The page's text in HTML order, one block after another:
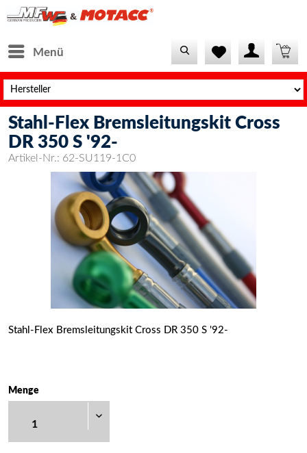
Menü
engine/Shopware/Components/Session/
engine/Shopware/Components/Session/
engine/Shopware/Components/Session/
vendor/symfony/http-
vendor/symfony/http-
Stahl-Flex Bremsleitungskit Cross
DR 350 S '92-
Artikel-Nr.: 62-SU119-1C0
Stahl-Flex Bremsleitungskit Cross DR 350 S '92-
Menge